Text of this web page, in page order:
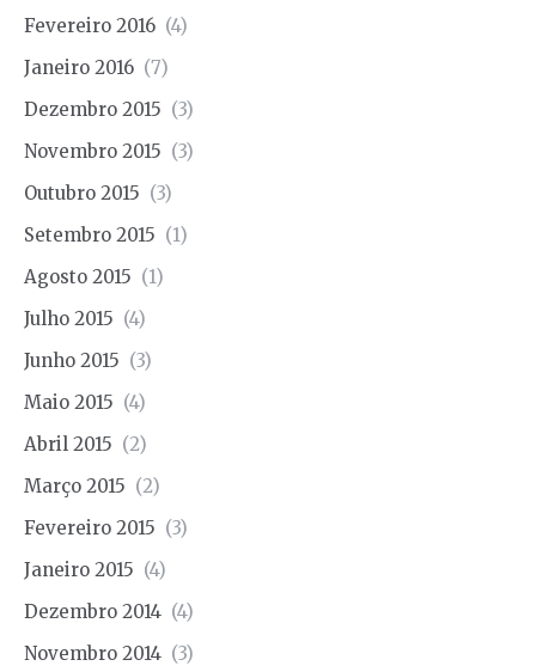
Fevereiro 2016 (4)
Janeiro 2016 (7)
Dezembro 2015 (3)
Novembro 2015 (3)
Outubro 2015 (3)
Setembro 2015 (1)
Agosto 2015 (1)
Julho 2015 (4)
Junho 2015 (3)
Maio 2015 (4)
Abril 2015 (2)
Março 2015 (2)
Fevereiro 2015 (3)
Janeiro 2015 (4)
Dezembro 2014 (4)
Novembro 2014 (3)